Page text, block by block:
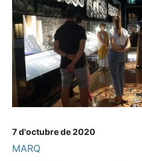
7 d'octubre de 2020
MARQ